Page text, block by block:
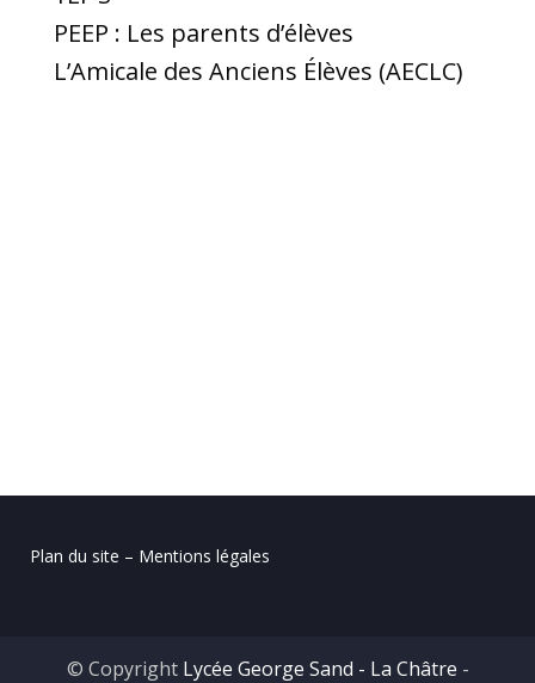
PEEP : Les parents d’élèves
L’Amicale des Anciens Élèves (AECLC)
Plan du site – Mentions légales
© Copyright Lycée George Sand - La Châtre -